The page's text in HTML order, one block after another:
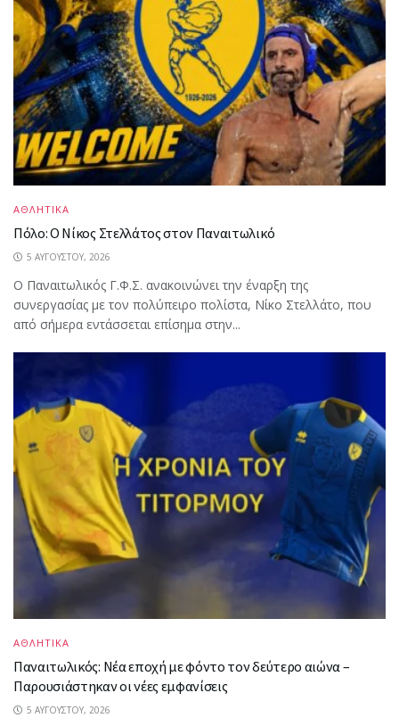
ΑΘΛΗΤΙΚΑ
Πόλο: Ο Νίκος Στελλάτος στον Παναιτωλικό
5 ΑΥΓΟΎΣΤΟΥ, 2026
Ο Παναιτωλικός Γ.Φ.Σ. ανακοινώνει την έναρξη της
συνεργασίας με τον πολύπειρο πολίστα, Νίκο Στελλάτο, που
από σήμερα εντάσσεται επίσημα στην...
ΑΘΛΗΤΙΚΑ
Παναιτωλικός: Νέα εποχή με φόντο τον δεύτερο αιώνα –
Παρουσιάστηκαν οι νέες εμφανίσεις
5 ΑΥΓΟΎΣΤΟΥ, 2026